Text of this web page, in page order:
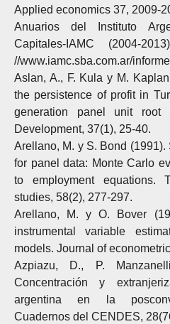
Applied economics 37, 2009-
Anuarios del Instituto
Capitales-IAMC (2004-
//www.iamc.sba.com.ar/
Aslan, A., F. Kula y M.
the persistence of profit in
generation panel unit root
Development, 37(1), 25-40.
Arellano, M. y S. Bond
for panel data: Monte Carlo
to employment equations.
studies, 58(2), 277-297.
Arellano, M. y O. Bover
instrumental variable
models. Journal of
Azpiazu, D., P.
Concentración y
argentina en la
Cuadernos del CENDES,